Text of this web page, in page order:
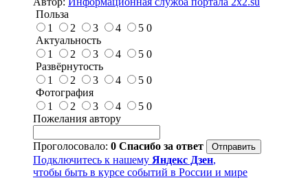
Польза
1
2 3 4 5 0
Актуальность
1
2 3 4 5 0
Развёрнутость
1
2 3 4 5 0
Фотография
1
2 3 4 5 0
Пожелания автору
Проголосовало: 0 Спасибо за ответ
Подключитесь к нашему Яндекс Дзен,
чтобы быть в курсе событий в России и мире